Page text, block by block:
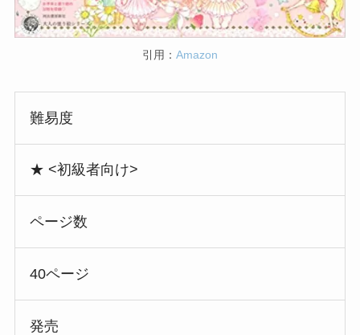
引用： Amazon
難易度
★ <初級者向け>
ページ数
40ページ
発売